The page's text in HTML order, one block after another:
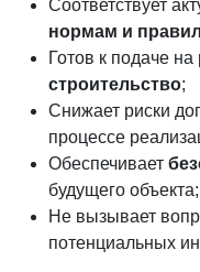
Соответствует
нормам и
Готов к подаче на
строительство;
Снижает риски
процессе
Обеспечивает
будущего объекта;
Не вызывает
потенциальных